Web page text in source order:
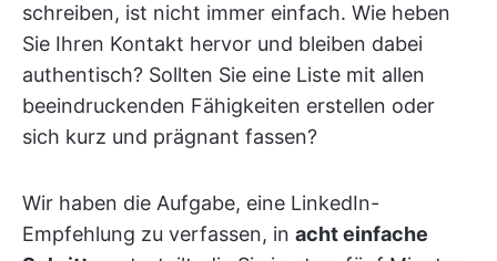
schreiben, ist nicht immer einfach. Wie heben
Sie Ihren Kontakt hervor und bleiben dabei
authentisch? Sollten Sie eine Liste mit allen
beeindruckenden Fähigkeiten erstellen oder
sich kurz und prägnant fassen?
Wir haben die Aufgabe, eine LinkedIn-
Empfehlung zu verfassen, in acht einfache